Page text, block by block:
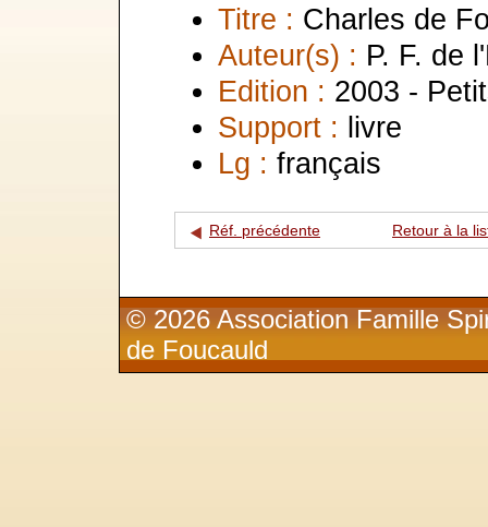
Titre : Charles de
Auteur(s) : P. F. de
Edition : 2003 -
Support : livre
Lg : français
Réf. précédente Retour à la
© 2026 Association Famille
de Foucauld